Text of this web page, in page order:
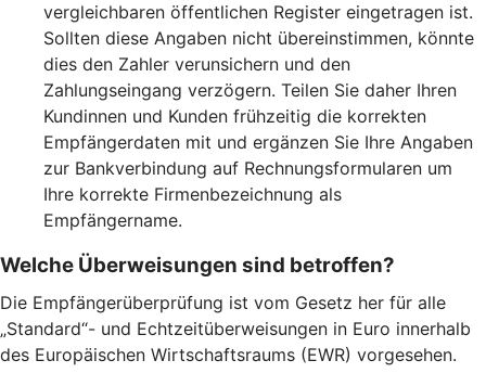
vergleichbaren öffentlichen Register eingetragen ist.
Sollten diese Angaben nicht übereinstimmen, könnte
dies den Zahler verunsichern und den
Zahlungseingang verzögern. Teilen Sie daher Ihren
Kundinnen und Kunden frühzeitig die korrekten
Empfängerdaten mit und ergänzen Sie Ihre Angaben
zur Bankverbindung auf Rechnungsformularen um
Ihre korrekte Firmenbezeichnung als
Empfängername.
Welche Überweisungen sind betroffen?
Die Empfängerüberprüfung ist vom Gesetz her für alle
„Standard“- und Echtzeitüberweisungen in Euro innerhalb
des Europäischen Wirtschaftsraums (EWR) vorgesehen.